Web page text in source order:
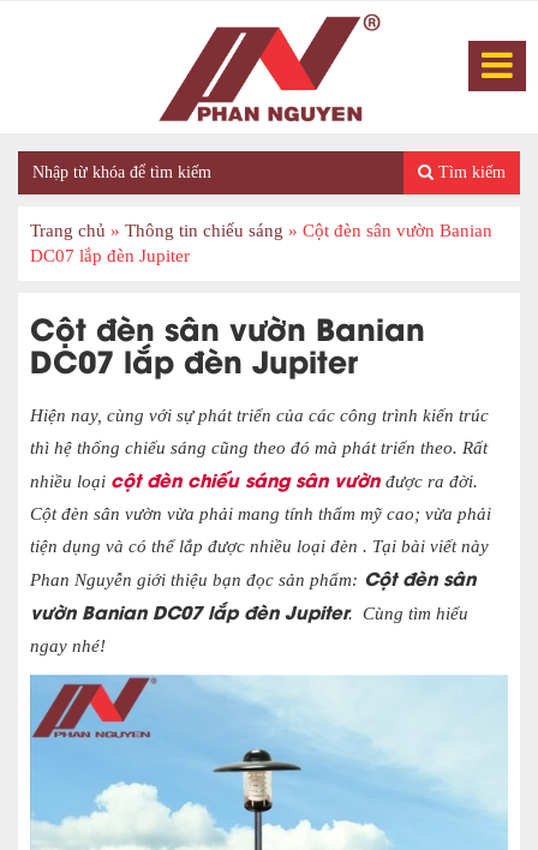
Tìm kiếm
Trang chủ » Thông tin chiếu sáng » Cột đèn sân vườn Banian
DC07 lắp đèn Jupiter
Cột đèn sân vườn Banian
DC07 lắp đèn Jupiter
Hiện nay, cùng với sự phát triển của các công trình kiến trúc
thì hệ thống chiếu sáng cũng theo đó mà phát triển theo. Rất
nhiều loại cột đèn chiếu sáng sân vườn được ra đời.
Cột đèn sân vườn vừa phải mang tính thẩm mỹ cao; vừa phải
tiện dụng và có thể lắp được nhiều loại đèn . Tại bài viết này
Phan Nguyễn giới thiệu bạn đọc sản phẩm: Cột đèn sân
vườn Banian DC07 lắp đèn Jupiter. Cùng tìm hiểu
ngay nhé!